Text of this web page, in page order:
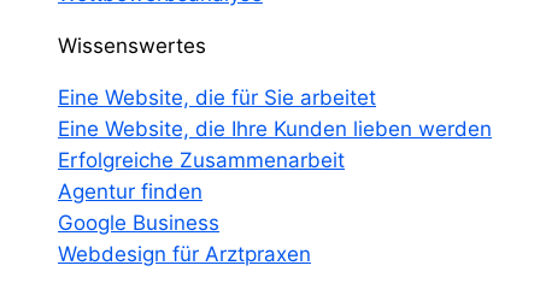
Wissenswertes
Eine Website, die für Sie arbeitet
Eine Website, die Ihre Kunden lieben werden
Erfolgreiche Zusammenarbeit
Agentur finden
Google Business
Webdesign für Arztpraxen